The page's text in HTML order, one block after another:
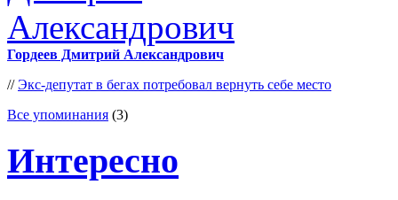
Гордеев Дмитрий Александрович
//Экс-депутат в бегах потребовал вернуть себе место
Все упоминания (3)
Интересно